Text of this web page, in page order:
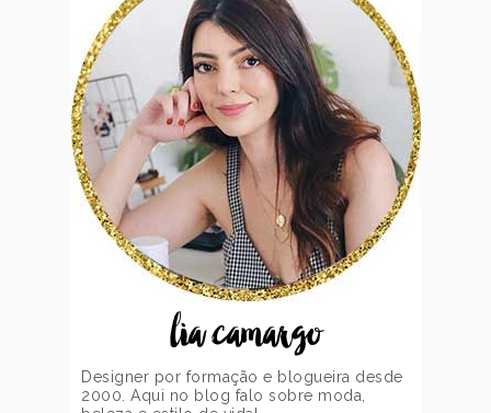
lia camargo
Designer por formação e blogueira desde
2000. Aqui no blog falo sobre moda,